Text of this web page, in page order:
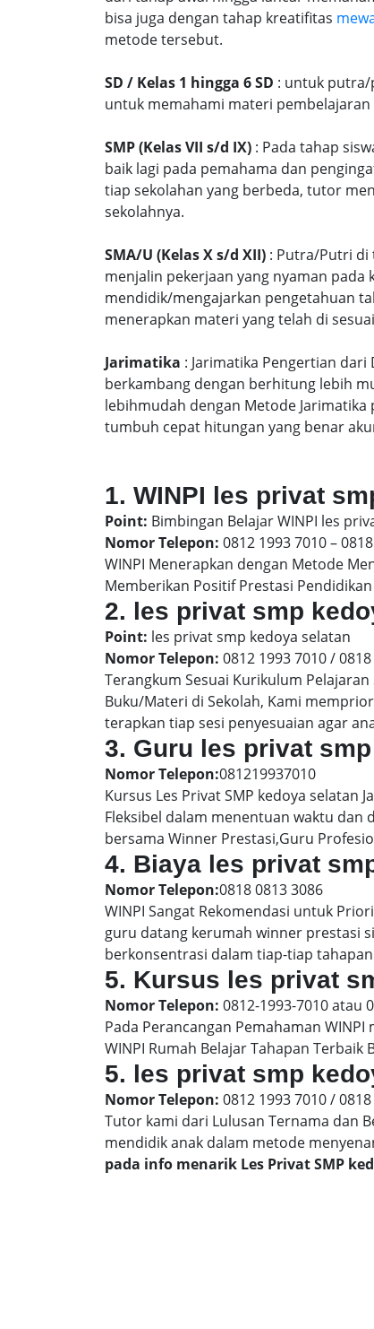
bisa juga dengan tahap kreatifitas
metode tersebut.
SD / Kelas 1 hingga 6 SD : untuk putra/
untuk memahami materi
SMP (Kelas VII s/d IX) : Pada tahap
baik lagi pada pemahama dan
tiap sekolahan yang berbeda, tutor
sekolahnya.
SMA/U (Kelas X s/d XII) : Putra/Putri di
menjalin pekerjaan yang nyaman
mendidik/mengajarkan pengetahuan
menerapkan materi yang telah di
Jarimatika : Jarimatika Pengertian
berkambang dengan berhitung lebih
lebihmudah dengan Metode
tumbuh cepat hitungan yang benar
1. WINPI les privat
Point: Bimbingan Belajar WINPI les
Nomor Telepon: 0812 1993 7010 –
WINPI Menerapkan dengan Metode
Memberikan Positif Prestasi Pendidikan
2. les privat smp
Point: les privat smp kedoya selatan
Nomor Telepon: 0812 1993 7010 /
Terangkum Sesuai Kurikulum
Buku/Materi di Sekolah, Kami
terapkan tiap sesi penyesuaian agar
3. Guru les privat
Nomor Telepon:081219937010
Kursus Les Privat SMP kedoya selatan
Fleksibel dalam menentuan waktu dan
bersama Winner Prestasi,Guru
4. Biaya les privat
Nomor Telepon:0818 0813 3086
WINPI Sangat Rekomendasi untuk
guru datang kerumah winner prestasi
berkonsentrasi dalam tiap-tiap
5. Kursus les privat
Nomor Telepon: 0812-1993-7010 atau
Pada Perancangan Pemahaman
WINPI Rumah Belajar Tahapan Terbaik
5. les privat smp
Nomor Telepon: 0812 1993 7010 /
Tutor kami dari Lulusan Ternama dan
mendidik anak dalam metode
pada info menarik Les Privat SMP